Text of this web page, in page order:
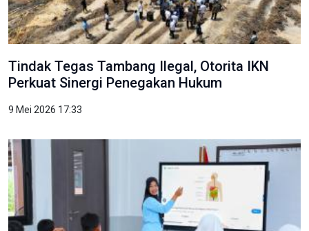
Tindak Tegas Tambang Ilegal, Otorita IKN
Perkuat Sinergi Penegakan Hukum
9 Mei 2026 17:33